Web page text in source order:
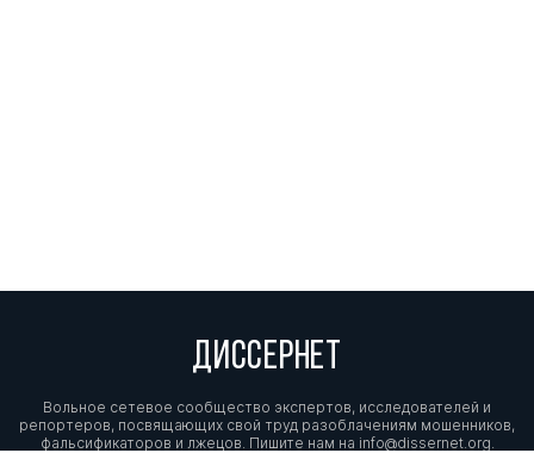
ДИССЕРНЕТ
Вольное сетевое сообщество экспертов, исследователей и
репортеров, посвящающих свой труд разоблачениям мошенников,
фальсификаторов и лжецов. Пишите нам на info@dissernet.org.